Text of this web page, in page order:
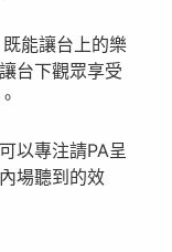
能讓台上的樂
台下觀眾享受
以專注請PA呈
場聽到的效